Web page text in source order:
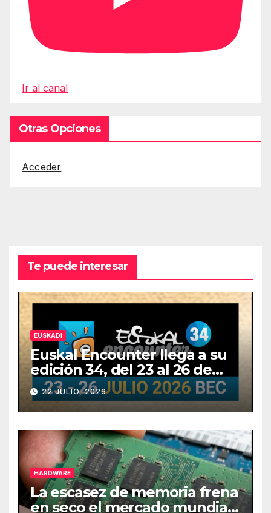
Ir al canal
Otras Opciones
Acceder
Te puede interesar
EUSKADI
Euskal Encounter llega a su
edición 34, del 23 al 26 de
julio
22 JULIO, 2026
HARDWARE
La escasez de memoria frena
en seco el mercado mundial